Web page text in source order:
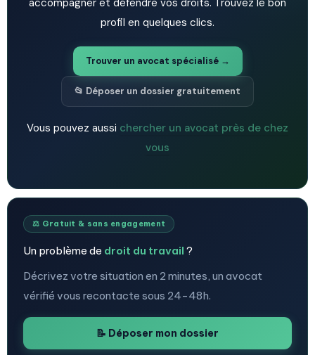
accompagner et défendre vos droits. Trouvez le bon
profil en quelques clics.
Trouver un avocat spécialisé →
📂 Déposer un dossier gratuitement
Vous pouvez aussi chercher un avocat près de chez
vous
⚖️ Gratuit & sans engagement
Un problème de droit du travail ?
Décrivez votre situation en 2 minutes, un avocat
vérifié vous recontacte sous 24-48h.
📝 Déposer mon dossier